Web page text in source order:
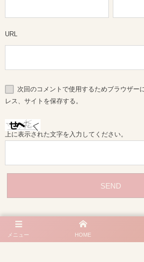
URL
次回のコメントで使用するためブラウザー
レス、サイトを保存する。
上に表示された文字を入力してください。
メニュー HOME